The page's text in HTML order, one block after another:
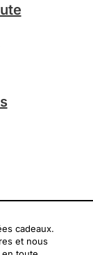
cadeaux.
et nous